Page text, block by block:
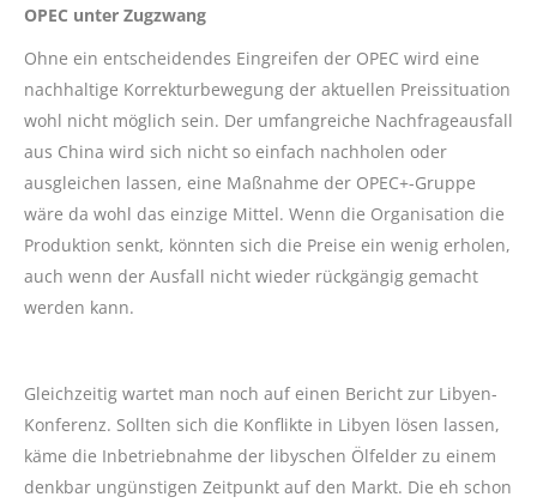
OPEC unter Zugzwang
Ohne ein entscheidendes Eingreifen der OPEC wird eine
nachhaltige Korrekturbewegung der aktuellen Preissituation
wohl nicht möglich sein. Der umfangreiche Nachfrageausfall
aus China wird sich nicht so einfach nachholen oder
ausgleichen lassen, eine Maßnahme der OPEC+-Gruppe
wäre da wohl das einzige Mittel. Wenn die Organisation die
Produktion senkt, könnten sich die Preise ein wenig erholen,
auch wenn der Ausfall nicht wieder rückgängig gemacht
werden kann.
Gleichzeitig wartet man noch auf einen Bericht zur Libyen-
Konferenz. Sollten sich die Konflikte in Libyen lösen lassen,
käme die Inbetriebnahme der libyschen Ölfelder zu einem
denkbar ungünstigen Zeitpunkt auf den Markt. Die eh schon